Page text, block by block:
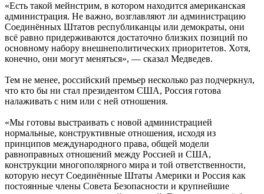
«Есть такой мейнстрим, в котором находится американская
администрация. Не важно, возглавляют ли администрацию
Соединённых Штатов республиканцы или демократы, они
всё равно придерживаются достаточно близких позиций по
основному набору внешнеполитических приоритетов. Хотя,
конечно, они могут меняться», — сказал Медведев.
Тем не менее, российский премьер несколько раз подчеркнул,
что кто бы ни стал президентом США, Россия готова
налаживать с ним или с ней отношения.
«Мы готовы выстраивать с новой администрацией
нормальные, конструктивные отношения, исходя из
принципов международного права, общей модели
равноправных отношений между Россией и США,
конструкции многополярного мира и той ответственности,
которую несут Соединённые Штаты Америки и Россия как
постоянные члены Совета Безопасности и крупнейшие